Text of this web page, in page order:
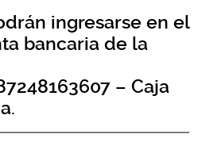
ingresarse en el
bancaria de la
– Caja